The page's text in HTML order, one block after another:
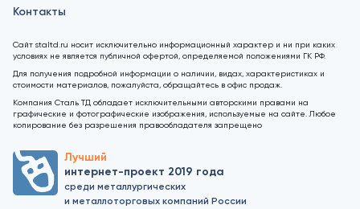
Контакты
Сайт staltd.ru носит исключительно информационный характер и ни при каких
условиях не является публичной офертой, определяемой положениями ГК РФ.
Для получения подробной информации о наличии, видах, характеристиках и
стоимости материалов, пожалуйста, обращайтесь в офис продаж.
Компания Сталь ТД обладает исключительными авторскими правами на
графические и фотографические изображения, используемые на сайте. Любое
копирование без разрешения правообладателя запрещено
Лучший
интернет-проект 2019 года
среди металлургических
и металлоторговых компаний России